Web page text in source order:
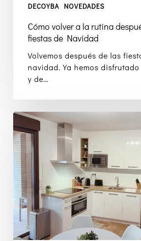
DECOYBA NOVEDADES
Cómo volver a la rutina
fiestas de Navidad
Volvemos después de las
navidad. Ya hemos
y de…
Cómo
optimizar
tu
reforma
en
la
cocina